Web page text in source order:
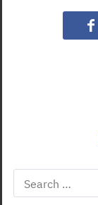
Search
for: